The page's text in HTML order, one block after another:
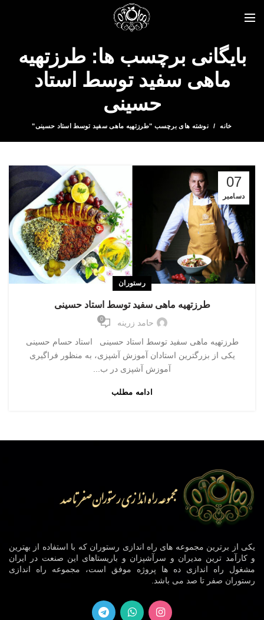
بایگانی برچسب ها: طرزتهیه
ماهی سفید توسط استاد
حسینی
خانه نوشته های برچسب "طرزتهیه ماهی سفید توسط استاد حسینی"
07
دسامبر
رستوران
طرزتهیه ماهی سفید توسط استاد حسینی
حامد زرینه 0
طرزتهیه ماهی سفید توسط استاد حسینی استاد حسام حسینی
یکی از بزرگترین استادان آموزش آشپزی، به منظور فراگیری
آموزش آشپزی در ب...
ادامه مطلب
یکی از برترین مجموعه های راه اندازی رستوران که با استفاده از بهترین
و کارآمد ترین مدیران و سرآشپزان و باریستاهای این صنعت در ایران
مشغول راه اندازی ده ها پروژه موفق است، مجموعه راه اندازی
رستوران صفر تا صد می باشد.